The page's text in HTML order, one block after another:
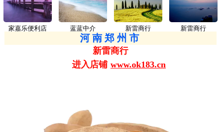
家嘉乐便利店 蓝蓝中介 新雷商行 新雷商行
河南郑州市
新雷商行
进入店铺 www.ok183.cn